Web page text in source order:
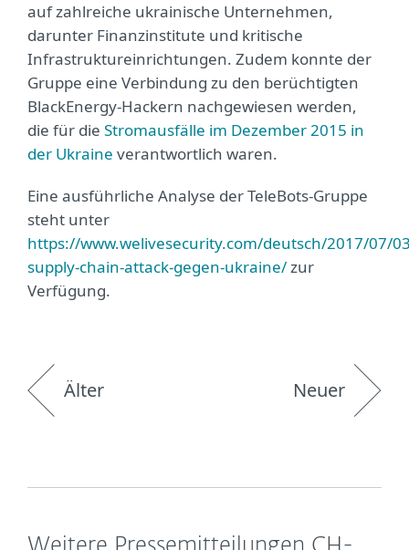
auf zahlreiche ukrainische Unternehmen,
darunter Finanzinstitute und kritische
Infrastruktureinrichtungen. Zudem konnte der
Gruppe eine Verbindung zu den berüchtigten
BlackEnergy-Hackern nachgewiesen werden,
die für die Stromausfälle im Dezember 2015 in
der Ukraine verantwortlich waren.
Eine ausführliche Analyse der TeleBots-Gruppe
steht unter
https://www.welivesecurity.com/deutsch/2017/07/
supply-chain-attack-gegen-ukraine/zur
Verfügung.
Älter Neuer